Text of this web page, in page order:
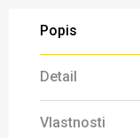
Popis
Detail
Vlastnosti